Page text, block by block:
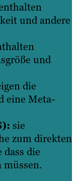
und andere
und
die
eine Meta-
sie
zum direkten
die
müssen.